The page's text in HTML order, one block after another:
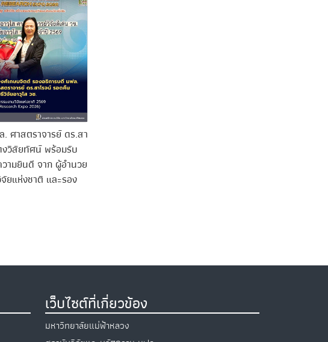
. ศาสตราจารย์ ดร.สา
วิสัยทัศน์ พร้อมรับ
ามยินดี จาก ผู้อำนวย
ยแห่งชาติ และรอง
เว็บไซต์ที่เกี่ยวข้อง
มหาวิทยาลัยแม่ฟ้าหลวง